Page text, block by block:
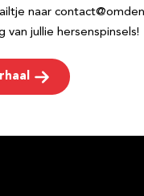
naar
van jullie hersenspinsels!